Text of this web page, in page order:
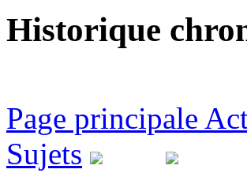
Historique
Page principale
Sujets